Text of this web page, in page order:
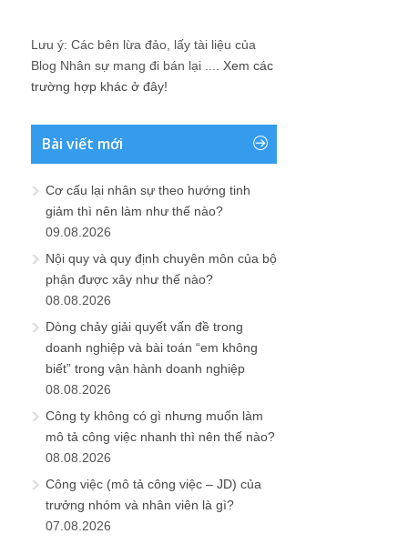
Lưu ý: Các bên lừa đảo, lấy tài liệu của
Blog Nhân sự mang đi bán lại .... Xem các
trường hợp khác ở đây!
Bài viết mới
Cơ cấu lại nhân sự theo hướng tinh
giảm thì nên làm như thế nào?
09.08.2026
Nội quy và quy định chuyên môn của bộ
phận được xây như thế nào?
08.08.2026
Dòng chảy giải quyết vấn đề trong
doanh nghiệp và bài toán “em không
biết” trong vận hành doanh nghiệp
08.08.2026
Công ty không có gì nhưng muốn làm
mô tả công việc nhanh thì nên thế nào?
08.08.2026
Công việc (mô tả công việc – JD) của
trưởng nhóm và nhân viên là gì?
07.08.2026